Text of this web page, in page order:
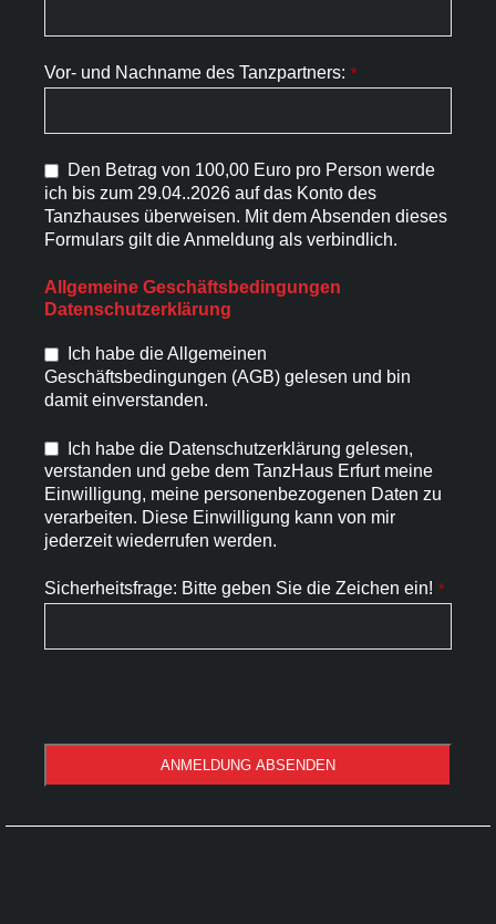
Vor- und Nachname des Tanzpartners: *
Den Betrag von 100,00 Euro pro Person werde
ich bis zum 29.04..2026 auf das Konto des
Tanzhauses überweisen. Mit dem Absenden dieses
Formulars gilt die Anmeldung als verbindlich.
Allgemeine Geschäftsbedingungen
Datenschutzerklärung
Ich habe die Allgemeinen
Geschäftsbedingungen (AGB) gelesen und bin
damit einverstanden.
Ich habe die Datenschutzerklärung gelesen,
verstanden und gebe dem TanzHaus Erfurt meine
Einwilligung, meine personenbezogenen Daten zu
verarbeiten. Diese Einwilligung kann von mir
jederzeit wiederrufen werden.
Sicherheitsfrage: Bitte geben Sie die Zeichen ein! *
ANMELDUNG ABSENDEN